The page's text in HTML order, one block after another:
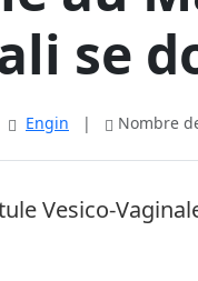
se
Engin | Nombre
Vesico-